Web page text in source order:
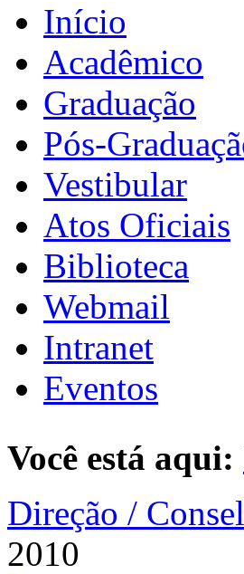
Início
Acadêmico
Graduação
Pós-
Vestibular
Atos Oficiais
Biblioteca
Webmail
Intranet
Eventos
Você está aqui:
Direção /
2010